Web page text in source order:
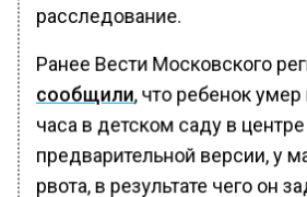
расследование.
Ранее Вести Московского
сообщили , что ребенок
часа в детском саду в
предварительной версии, у
рвота, в результате чего он